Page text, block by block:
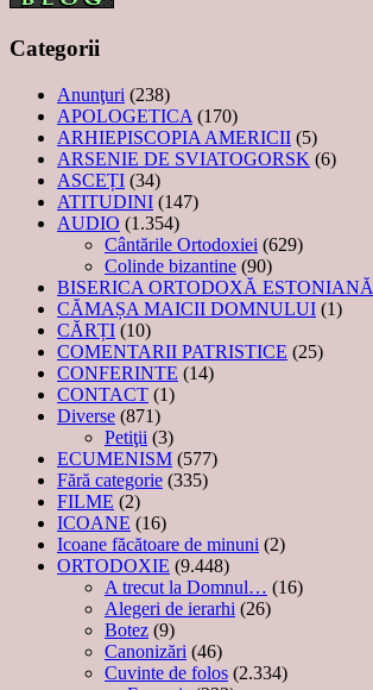
Categorii
Anunţuri (238)
APOLOGETICA (170)
ARHIEPISCOPIA AMERICII (5)
ARSENIE DE SVIATOGORSK (6)
ASCEȚI (34)
ATITUDINI (147)
AUDIO (1.354)
Cântările Ortodoxiei (629)
Colinde bizantine (90)
BISERICA ORTODOXĂ ESTONIANĂ
CĂMAȘA MAICII DOMNULUI (1)
CĂRȚI (10)
COMENTARII PATRISTICE (25)
CONFERINTE (14)
CONTACT (1)
Diverse (871)
Petiţii (3)
ECUMENISM (577)
Fără categorie (335)
FILME (2)
ICOANE (16)
Icoane făcătoare de minuni (2)
ORTODOXIE (9.448)
A trecut la Domnul… (16)
Alegeri de ierarhi (26)
Botez (9)
Canonizări (46)
Cuvinte de folos (2.334)